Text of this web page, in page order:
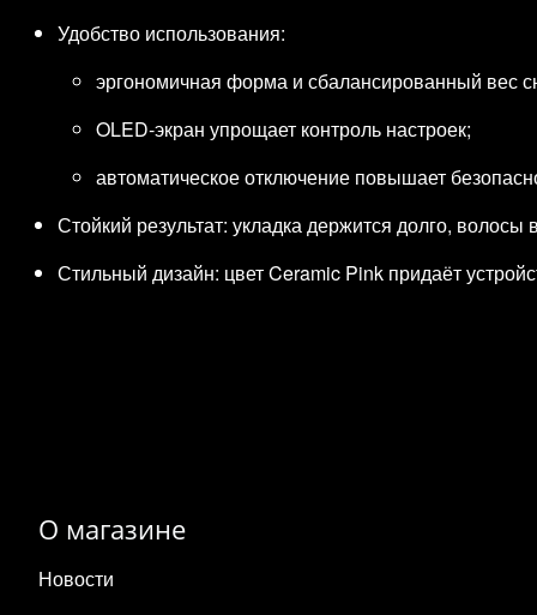
Удобство использования:
эргономичная форма и сбалансированный вес
OLED‑экран упрощает контроль настроек;
автоматическое отключение повышает
Стойкий результат: укладка держится долго,
Стильный дизайн: цвет Ceramic Pink придаёт
О магазине
Новости